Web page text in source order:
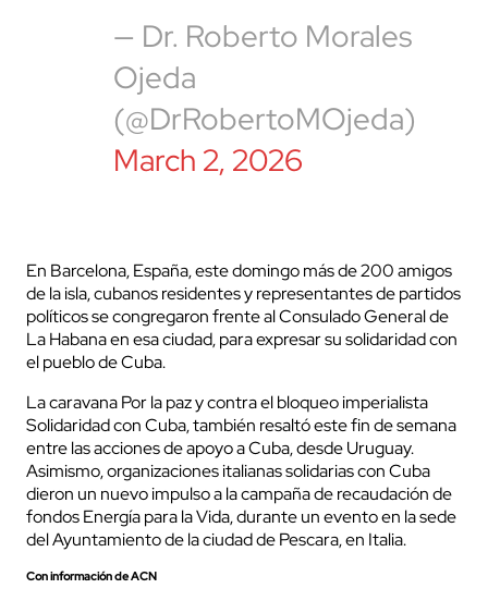
— Dr. Roberto Morales
Ojeda
(@DrRobertoMOjeda)
March 2, 2026
En Barcelona, España, este domingo más de 200 amigos
de la isla, cubanos residentes y representantes de partidos
políticos se congregaron frente al Consulado General de
La Habana en esa ciudad, para expresar su solidaridad con
el pueblo de Cuba.
La caravana Por la paz y contra el bloqueo imperialista
Solidaridad con Cuba, también resaltó este fin de semana
entre las acciones de apoyo a Cuba, desde Uruguay.
Asimismo, organizaciones italianas solidarias con Cuba
dieron un nuevo impulso a la campaña de recaudación de
fondos Energía para la Vida, durante un evento en la sede
del Ayuntamiento de la ciudad de Pescara, en Italia.
Con información de ACN